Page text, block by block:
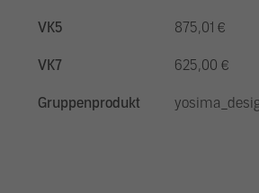
VK5 875,01 €
VK7 625,00 €
Gruppenprodukt